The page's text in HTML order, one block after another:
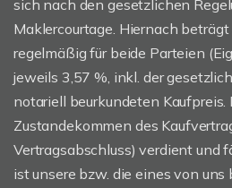
sich nach den gesetzlichen
Maklercourtage. Hiernach beträgt
regelmäßig für beide Parteien
jeweils 3,57 %, inkl. der
notariell beurkundeten Kaufpreis.
Zustandekommen des
Vertragsabschluss) verdient und
ist unsere bzw. die eines von